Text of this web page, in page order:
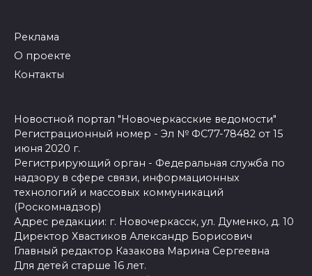
Реклама
О проекте
Контакты
Новостной портал "Новочеркасские ведомости"
Регистрационный номер - Эл № ФС77-78482 от 15
июня 2020 г.
Регистрирующий орган - Федеральная служба по
надзору в сфере связи, информационных
технологий и массовых коммуникаций
(Роскомнадзор)
Адрес редакции: г. Новочеркасск, ул. Думенко, д. 10
Директор Хвастиков Александр Борисович
Главный редактор Казакова Марина Сергеевна
Для детей старше 16 лет.